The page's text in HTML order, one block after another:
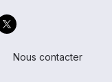
Nous contacter